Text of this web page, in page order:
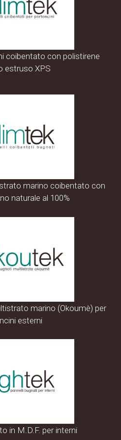
coibentato con polistirene
estruso XPS
marino coibentato con
naturale al 100%
marino (Okoumè) per
esterni
in M.D.F. per interni